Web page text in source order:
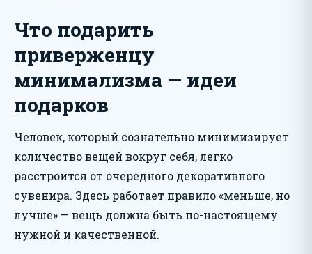
Что подарить
приверженцу
минимализма — идеи
подарков
Человек, который сознательно минимизирует
количество вещей вокруг себя, легко
расстроится от очередного декоративного
сувенира. Здесь работает правило «меньше, но
лучше» — вещь должна быть по-настоящему
нужной и качественной.